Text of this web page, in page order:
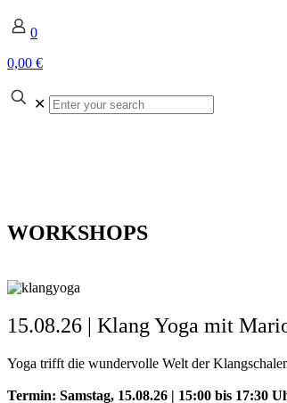
0
0,00 €
✕
Enter
your
WORKSHOPS
15.08.26 | Klang Yoga mit
Yoga trifft die wundervolle Welt der
Termin: Samstag, 15.08.26 | 15:00 bis 17:30